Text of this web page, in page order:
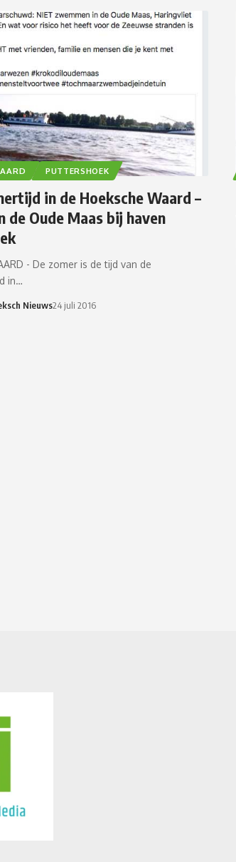
PUTTERSHOEK
in de Hoeksche Waard –
de Oude Maas bij haven
- De zomer is de tijd van de
in…
Nieuws24 juli 2016